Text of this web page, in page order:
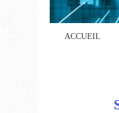
ACCUEIL